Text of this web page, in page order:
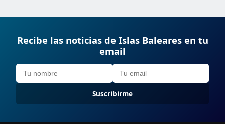
Recibe las noticias de Islas Baleares en tu
email
Suscribirme